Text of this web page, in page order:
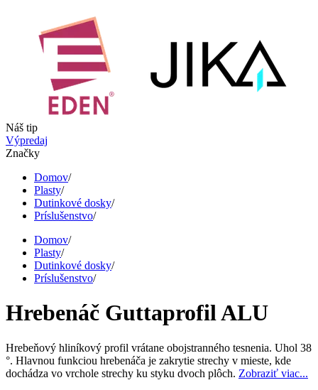
Náš tip
Výpredaj
Značky
Domov/
Plasty/
Dutinkové dosky/
Príslušenstvo/
Domov/
Plasty/
Dutinkové dosky/
Príslušenstvo/
Hrebenáč Guttaprofil ALU
Hrebeňový hliníkový profil vrátane obojstranného tesnenia. Uhol 38
°. Hlavnou funkciou hrebenáča je zakrytie strechy v mieste, kde
dochádza vo vrchole strechy ku styku dvoch plôch. Zobraziť viac...